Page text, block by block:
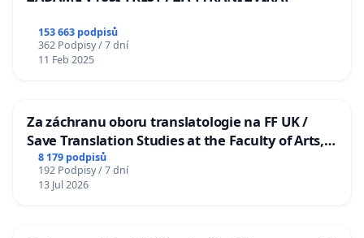
153 663 podpisů
362 Podpisy / 7 dní
11 Feb 2025
Za záchranu oboru translatologie na FF UK /
Save Translation Studies at the Faculty of Arts,
Charles University
8 179 podpisů
192 Podpisy / 7 dní
13 Jul 2026